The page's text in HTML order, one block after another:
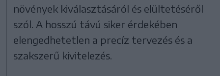
növények kiválasztásáról és elültetéséről
szól. A hosszú távú siker érdekében
elengedhetetlen a precíz tervezés és a
szakszerű kivitelezés.